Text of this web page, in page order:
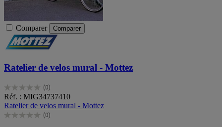
Comparer Comparer
Ratelier de velos mural - Mottez
(0)
0.0
sur
5
étoiles.
Réf. : MIG34737410
Ratelier de velos mural - Mottez
(0)
0.0